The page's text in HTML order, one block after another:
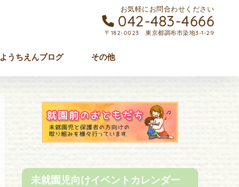
ようちえんブログ その他
お気軽にお問合わせください
042-483-4666
〒182-0023 東京都調布市染地3-1-29
未就園児向けイベントカレンダー